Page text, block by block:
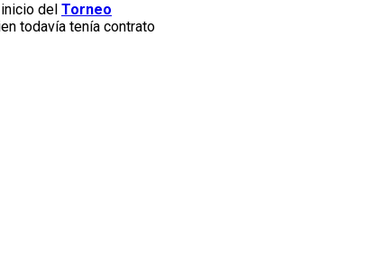
del Torneo
todavía tenía contrato